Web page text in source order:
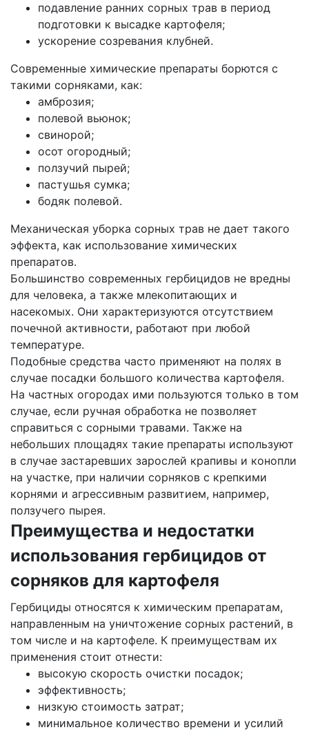
подавление ранних сорных трав в период
подготовки к высадке картофеля;
ускорение созревания клубней.
Современные химические препараты борются с
такими сорняками, как:
амброзия;
полевой вьюнок;
свинорой;
осот огородный;
ползучий пырей;
пастушья сумка;
бодяк полевой.
Механическая уборка сорных трав не дает такого
эффекта, как использование химических
препаратов.
Большинство современных гербицидов не вредны
для человека, а также млекопитающих и
насекомых. Они характеризуются отсутствием
почечной активности, работают при любой
температуре.
Подобные средства часто применяют на полях в
случае посадки большого количества картофеля.
На частных огородах ими пользуются только в том
случае, если ручная обработка не позволяет
справиться с сорными травами. Также на
небольших площадях такие препараты используют
в случае застаревших зарослей крапивы и конопли
на участке, при наличии сорняков с крепкими
корнями и агрессивным развитием, например,
ползучего пырея.
Преимущества и недостатки
использования гербицидов от
сорняков для картофеля
Гербициды относятся к химическим препаратам,
направленным на уничтожение сорных растений, в
том числе и на картофеле. К преимуществам их
применения стоит отнести:
высокую скорость очистки посадок;
эффективность;
низкую стоимость затрат;
минимальное количество времени и усилий